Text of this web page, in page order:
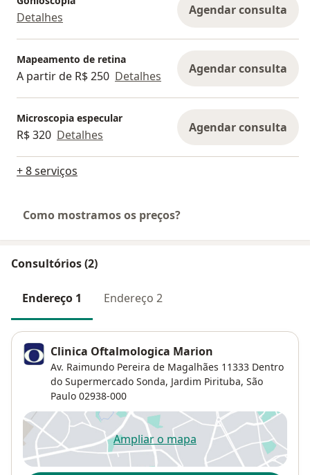
Detalhes Agendar consulta
Mapeamento de retina
A partir de R$ 250 Detalhes Agendar consulta
Microscopia especular
R$ 320 Detalhes Agendar consulta
+ 8 serviços
Como mostramos os preços?
Consultórios (2)
Endereço 1 Endereço 2
Clinica Oftalmologica Marion
Av. Raimundo Pereira de Magalhães 11333 Dentro
do Supermercado Sonda, Jardim Pirituba, São
Paulo 02938-000
Ampliar o mapaabre num novo separador